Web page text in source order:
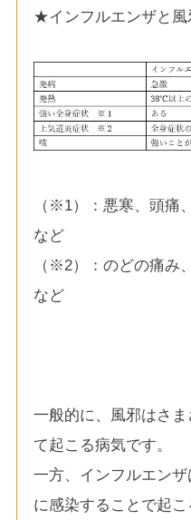
★インフルエンザと風
（※1）：悪寒、頭痛
など
（※2）：のどの痛み
など
一般的に、風邪はさ
て起こる病気です。
一方、インフルエン
に感染することで起こ